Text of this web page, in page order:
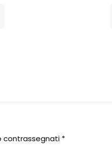
contrassegnati *